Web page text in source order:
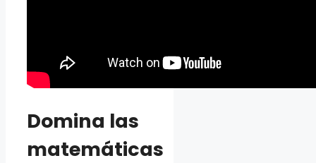
Domina las
matemáticas